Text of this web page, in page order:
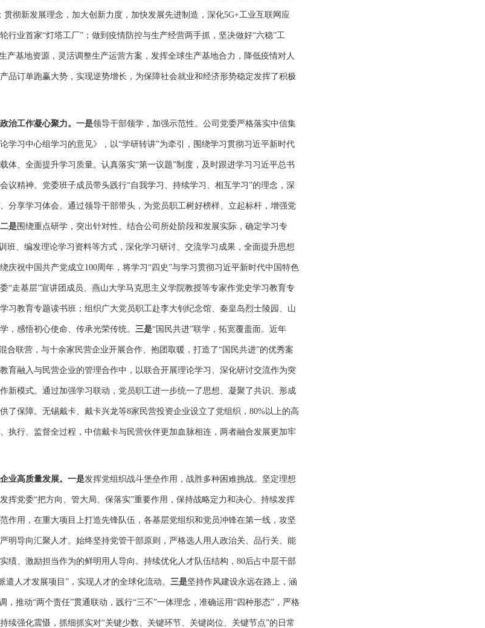
彻新发展理念，加大创新力度，加快发展先进制造，深化5G+工业互联网应
行业首家“灯塔工厂”；做到疫情防控与生产经营两手抓，坚决做好“六稳”工
产基地资源，灵活调整生产运营方案，发挥全球生产基地合力，降低疫情对人
品订单跑赢大势，实现逆势增长，为保障社会就业和经济形势稳定发挥了积极
治工作凝心聚力。一是领导干部领学，加强示范性。公司党委严格落实中信集
学习中心组学习的意见》，以“学研转讲”为牵引，围绕学习贯彻习近平新时代
体、全面提升学习质量。认真落实“第一议题”制度，及时跟进学习习近平总书
议精神。党委班子成员带头践行“自我学习、持续学习、相互学习”的理念，深
分享学习体会。通过领导干部带头，为党员职工树好榜样、立起标杆，增强党
二是围绕重点研学，突出针对性。结合公司所处阶段和发展实际，确定学习专
班、编发理论学习资料等方式，深化学习研讨、交流学习成果，全面提升思想
庆祝中国共产党成立100周年，将学习“四史”与学习贯彻习近平新时代中国特色
“走基层”宣讲团成员、燕山大学马克思主义学院教授等专家作党史学习教育专
习教育专题读书班；组织广大党员职工赴李大钊纪念馆、秦皇岛烈士陵园、山
，感悟初心使命、传承光荣传统。三是“国民共进”联学，拓宽覆盖面。近年
合联营，与十余家民营企业开展合作、抱团取暖，打造了“国民共进”的优秀案
育融入与民营企业的管理合作中，以联合开展理论学习、深化研讨交流作为突
新模式。通过加强学习联动，党员职工进一步统一了思想、凝聚了共识、形成
了保障。无锡戴卡、戴卡兴龙等8家民营投资企业设立了党组织，80%以上的高
执行、监督全过程，中信戴卡与民营伙伴更加血脉相连，两者融合发展更加牢
业高质量发展。一是发挥党组织战斗堡垒作用，战胜多种困难挑战。坚定理想
挥党委“把方向、管大局、保落实”重要作用，保持战略定力和决心。持续发挥
作用，在重大项目上打造先锋队伍，各基层党组织和党员冲锋在第一线，攻坚
明导向汇聚人才。始终坚持党管干部原则，严格选人用人政治关、品行关、能
绩、激励担当作为的鲜明用人导向。持续优化人才队伍结构，80后占中层干部
遣人才发展项目”，实现人才的全球化流动。三是坚持作风建设永远在路上，涵
，推动“两个责任”贯通联动，践行“三不”一体理念，准确运用“四种形态”，严格
续强化震慑，抓细抓实对“关键少数、关键环节、关键岗位、关键节点”的日常